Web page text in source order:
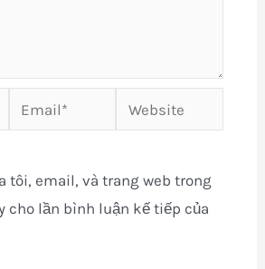
Email* Website
tôi, email, và trang web trong
cho lần bình luận kế tiếp của